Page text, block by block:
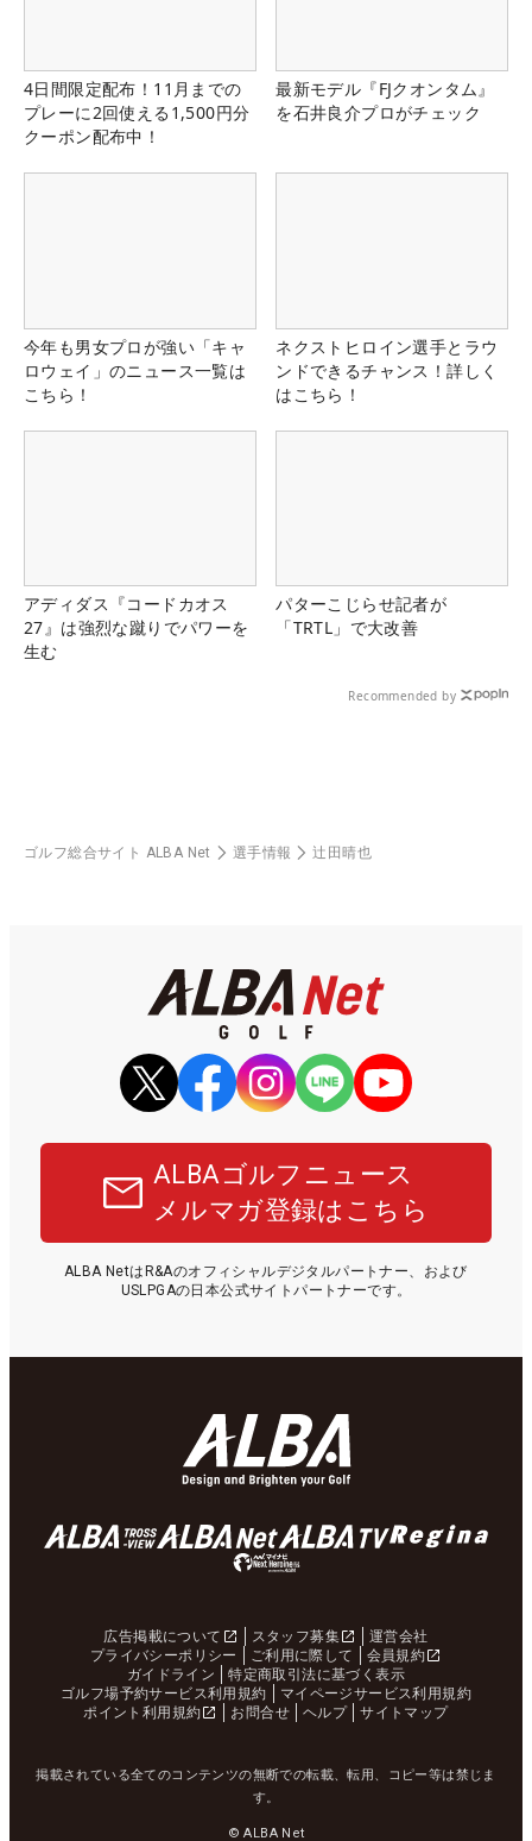
4日間限定配布！11月までの
プレーに2回使える1,500円分
クーポン配布中！
最新モデル『FJクオンタム』
を石井良介プロがチェック
今年も男女プロが強い「キャ
ロウェイ」のニュース一覧は
こちら！
ネクストヒロイン選手とラウ
ンドできるチャンス！詳しく
はこちら！
アディダス『コードカオス
27』は強烈な蹴りでパワーを
生む
パターこじらせ記者が
「TRTL」で大改善
Recommended by
ゴルフ総合サイト ALBA Net 選手情報 辻田晴也
ALBAゴルフニュース
メルマガ登録はこちら
ALBA NetはR&Aのオフィシャルデジタルパートナー、および
USLPGAの日本公式サイトパートナーです。
広告掲載について スタッフ募集
運営会社
プライバシーポリシー
ご利用に際して
会員規約
ガイドライン
特定商取引法に基づく表示
ゴルフ場予約サービス利用規約
マイページサービス利用規約
ポイント利用規約
お問合せ ヘルプ サイトマップ
掲載されている全てのコンテンツの無断での転載、転用、コピー等は禁じま
す。
© ALBA Net